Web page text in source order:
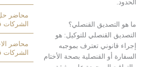
القنصلي؟
القنصلي للتوكيل: هو
تعترف بموجبه
أو القنصلية بصحة الأختام
محاضر حل وتصفية
الشركات في دبي
محاضر الاجتماعات
الشركات في